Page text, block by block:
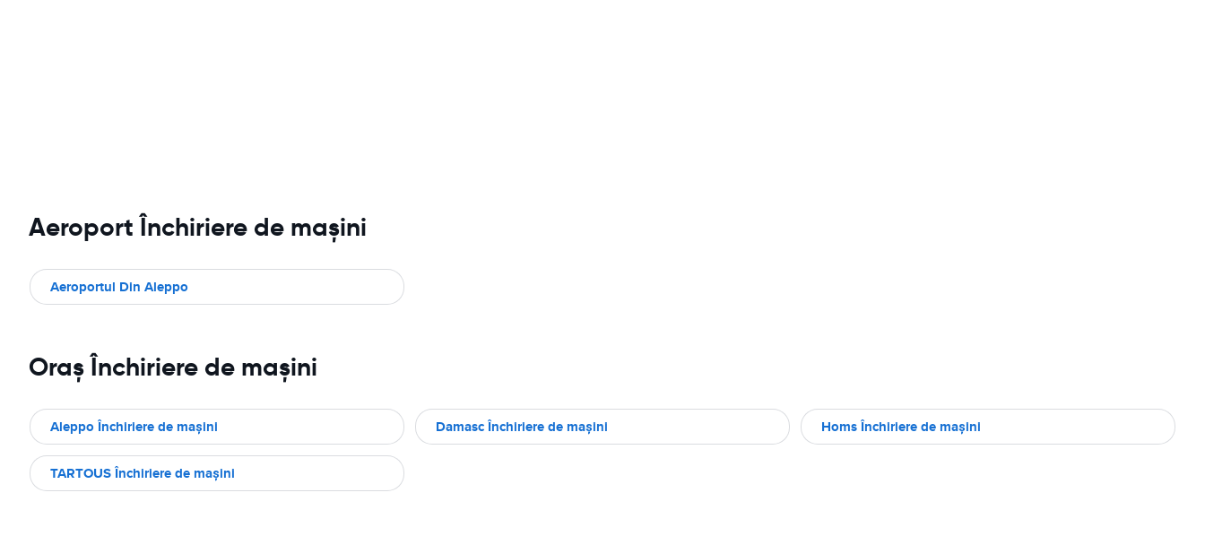
Aeroport Închiriere de maşini
Aeroportul Din Aleppo
Oraş Închiriere de maşini
Aleppo Închiriere de maşini Damasc Închiriere de maşini Homs Închiriere de maşini
TARTOUS Închiriere de maşini